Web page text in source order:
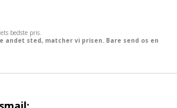
bedste pris.
andet sted, matcher vi prisen. Bare send os en